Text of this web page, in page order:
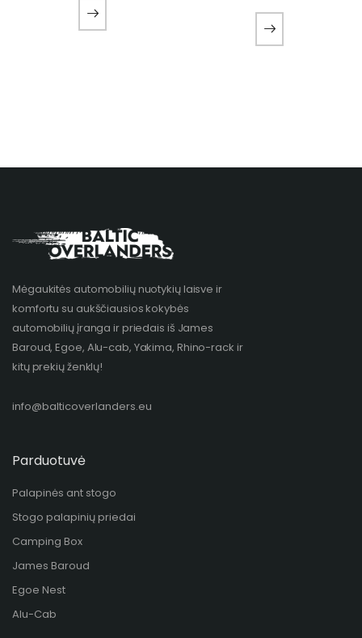
Mėgaukitės automobilių nuotykių laisve ir
komfortu su aukščiausios kokybės
automobilių įranga ir priedais iš James
Baroud, Egoe, Alu-cab, Yakima, Rhino-rack ir
kitų prekių ženklų!​
info@balticoverlanders.eu
Parduotuvė
Palapinės ant stogo
Stogo palapinių priedai
Camping Box
James Baroud
Egoe Nest
Alu-Cab